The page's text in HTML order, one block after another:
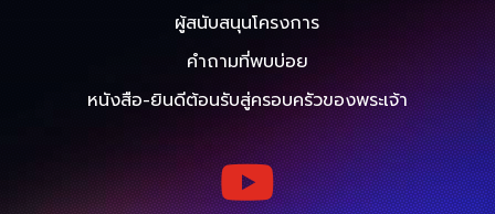
ผู้สนับสนุนโครงการ
คำถามที่พบบ่อย
หนังสือ-ยินดีต้อนรับสู่ครอบครัวของพระเจ้า
